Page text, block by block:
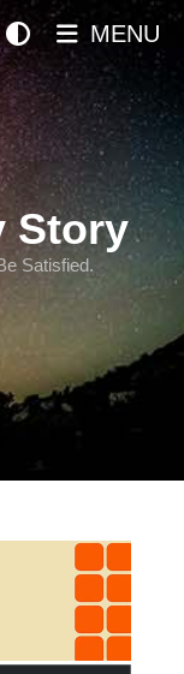
Story
Satisfied.
MENU